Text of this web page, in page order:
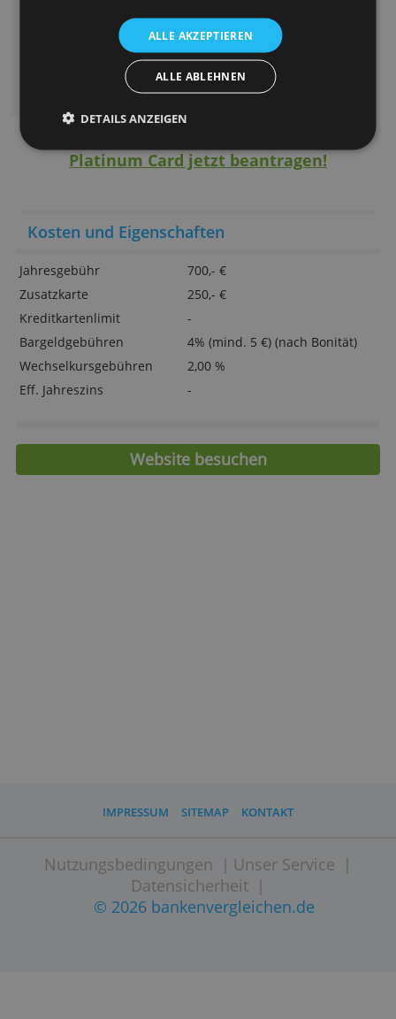
verzichten möchten, kann diese Kreditkarte
genau die richtige sein.
Fünf Zusatzkarten inklusive
Umfangreiches Paket an Services und
Zutritt zu über 600 Flughafen-Lounges
Neukundenbonus: 50.000 Membership
Rewards Punkte
> Jetzt Ihre American Express
Platinum Card jetzt beantragen!
Kosten und Eigenschaften
zu personalisieren und unseren Datenverkehr zu
analysieren. Wir geben Informationen über Ihre
Nutzung unserer Website auch an unsere Werbe-
und Analysepartner weiter, die diese
möglicherweise mit anderen Informationen
oder die sie im Rahmen Ihrer Nutzung ihrer Dienste
ALLE AKZEPTIEREN
ALLE ABLEHNEN
DETAILS ANZEIGEN